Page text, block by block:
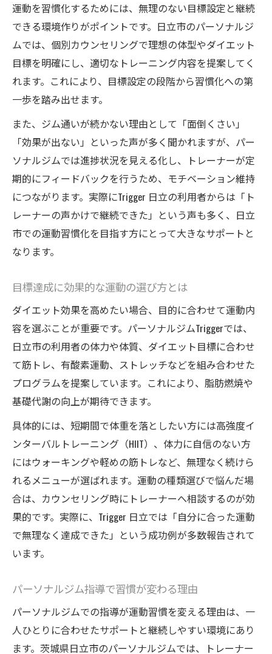
運動を習慣化するためには、無理のない目標設定と継続
できる環境作りがポイントです。日立市のパーソナルジ
ムでは、個別カウンセリングで理想の体型やダイエット
目標を明確にし、適切なトレーニング内容を提案してく
れます。これにより、目標設定の段階から習慣化への第
一歩を踏み出せます。
また、ジム通いが続かない理由として「面倒くさい」
「効果が出ない」といった声が多く聞かれますが、パー
ソナルジムでは進捗状況を見える化し、トレーナーが定
期的にフィードバックを行うため、モチベーション維持
につながります。実際にTrigger 日立の利用者からは「ト
レーナーの声かけで継続できた」という声も多く、日立
市での運動習慣化を目指す方にとって大きなサポートと
なります。
目標達成に効果的な運動の選び方とは
ダイエット効果を高めたい場合、目的に合わせて運動内
容を選ぶことが重要です。パーソナルジムTriggerでは、
日立市の利用者の体力や体質、ダイエット目標に合わせ
て筋トレ、有酸素運動、ストレッチなどを組み合わせた
プログラムを提案しています。これにより、脂肪燃焼や
基礎代謝の向上が期待できます。
具体的には、短期間で体重を落としたい方には高強度イ
ンターバルトレーニング（HIIT）、体力に自信のない方
にはウォーキングや軽めの筋トレなど、無理なく続けら
れるメニューが選ばれます。運動の種類選びで悩んだ場
合は、カウンセリング時にトレーナーへ相談するのが効
果的です。実際に、Trigger 日立では「自分に合った運動
で無理なく達成できた」という成功例が多数報告されて
います。
パーソナルジム指導で習慣が変わる理由
パーソナルジムでの指導が運動習慣を変える理由は、一
人ひとりに合わせたサポートと継続しやすい環境にあり
ます。茨城県日立市のパーソナルジムでは、トレーナー